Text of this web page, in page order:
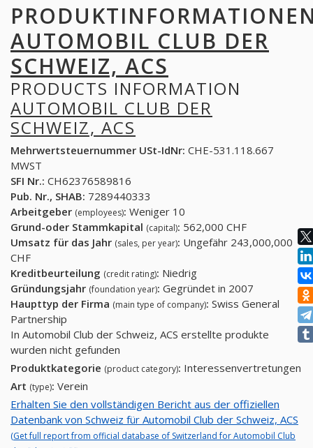
AUTOMOBIL CLUB DER
SCHWEIZ, ACS
PRODUCTS INFORMATION
AUTOMOBIL CLUB DER
SCHWEIZ, ACS
Mehrwertsteuernummer USt-IdNr: CHE-531.118.667
MWST
SFI Nr.: CH62376589816
Pub. Nr., SHAB: 7289440333
Arbeitgeber (employees): Weniger 10
Grund-oder Stammkapital (capital): 562,000 CHF
Umsatz für das Jahr (sales, per year): Ungefähr 243,000,000
CHF
Kreditbeurteilung (credit rating): Niedrig
Gründungsjahr (foundation year): Gegründet in 2007
Haupttyp der Firma (main type of company): Swiss General
Partnership
In Automobil Club der Schweiz, ACS erstellte produkte
wurden nicht gefunden
Produktkategorie (product category): Interessenvertretungen
Art (type): Verein
Erhalten Sie den vollständigen Bericht aus der offiziellen
Datenbank von Schweiz für Automobil Club der Schweiz, ACS
(Get full report from official database of Switzerland for Automobil Club